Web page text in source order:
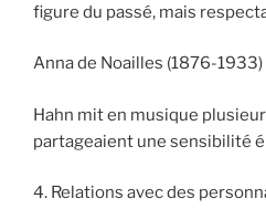
figure du passé, mais
Anna de Noailles (1876-1933)
Hahn mit en musique
partageaient une sensibilité
4. Relations avec des